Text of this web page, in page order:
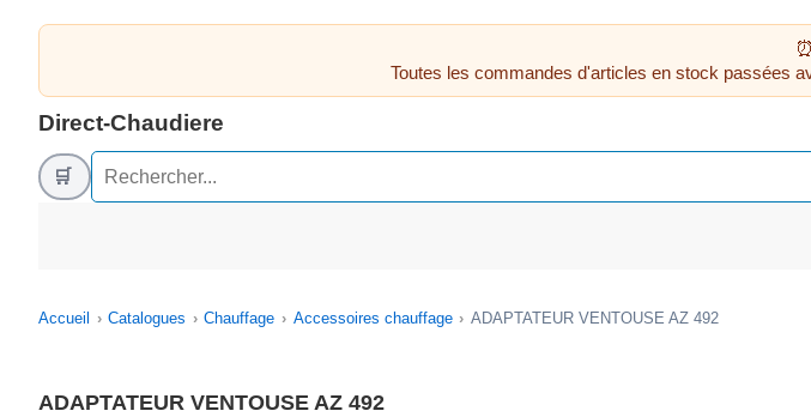
Toutes les commandes d'articles en stock passées
Direct-Chaudiere
🛒
Accueil Catalogues Chauffage Accessoires chauffage ADAPTATEUR VENTOUSE AZ 492
ADAPTATEUR VENTOUSE AZ 492